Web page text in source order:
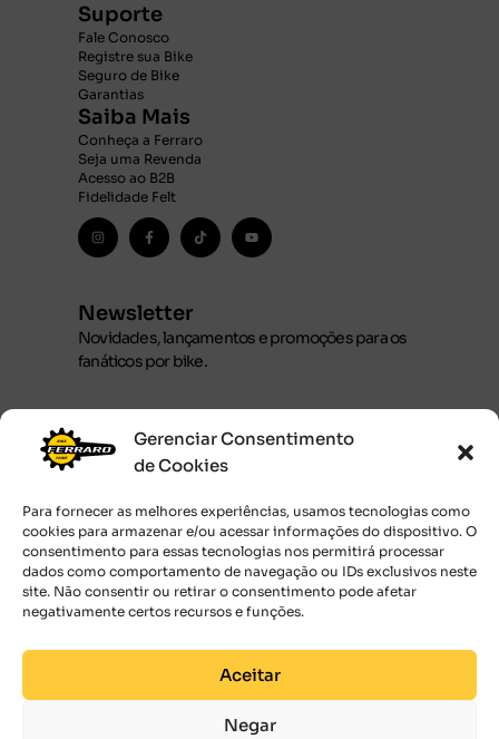
Gerenciar Consentimento
de Cookies
Para fornecer as melhores experiências, usamos tecnologias como
cookies para armazenar e/ou acessar informações do dispositivo. O
consentimento para essas tecnologias nos permitirá processar
dados como comportamento de navegação ou IDs exclusivos neste
site. Não consentir ou retirar o consentimento pode afetar
negativamente certos recursos e funções.
Aceitar
Negar
Suporte
Fale Conosco
Registre sua Bike
Seguro de Bike
Garantias
Saiba Mais
Conheça a Ferraro
Seja uma Revenda
Acesso ao B2B
Fidelidade Felt
Newsletter
Novidades, lançamentos e promoções para os
fanáticos por bike.
Ao submeter o seu endereço de email,
você concorda com os Termos de uso.